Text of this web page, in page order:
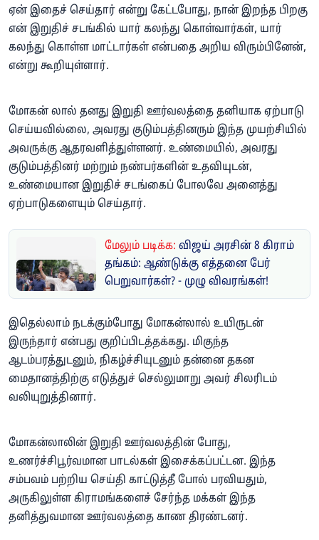
ஏன் இதைச் செய்தார் என்று கேட்டபோது, ​​நான் இறந்த பிறகு
என் இறுதிச் சடங்கில் யார் கலந்து கொள்வார்கள், யார்
கலந்து கொள்ள மாட்டார்கள் என்பதை அறிய விரும்பினேன்,
என்று கூறியுள்ளார்.
மோகன் லால் தனது இறுதி ஊர்வலத்தை தனியாக ஏற்பாடு
செய்யவில்லை, அவரது குடும்பத்தினரும் இந்த முயற்சியில்
அவருக்கு ஆதரவளித்துள்ளனர். உண்மையில், அவரது
குடும்பத்தினர் மற்றும் நண்பர்களின் உதவியுடன்,
உண்மையான இறுதிச் சடங்கைப் போலவே அனைத்து
ஏற்பாடுகளையும் செய்தார்.
மேலும் படிக்க: விஜய் அரசின் 8 கிராம்
தங்கம்: ஆண்டுக்கு எத்தனை பேர்
பெறுவார்கள்? - முழு விவரங்கள்!
இதெல்லாம் நடக்கும்போது மோகன்லால் உயிருடன்
இருந்தார் என்பது குறிப்பிடத்தக்கது. மிகுந்த
ஆடம்பரத்துடனும், நிகழ்ச்சியுடனும் தன்னை தகன
மைதானத்திற்கு எடுத்துச் செல்லுமாறு அவர் சிலரிடம்
வலியுறுத்தினார்.
மோகன்லாலின் இறுதி ஊர்வலத்தின் போது, ​​
உணர்ச்சிபூர்வமான பாடல்கள் இசைக்கப்பட்டன. இந்த
சம்பவம் பற்றிய செய்தி காட்டுத்தீ போல் பரவியதும்,
அருகிலுள்ள கிராமங்களைச் சேர்ந்த மக்கள் இந்த
தனித்துவமான ஊர்வலத்தை காண திரண்டனர்.